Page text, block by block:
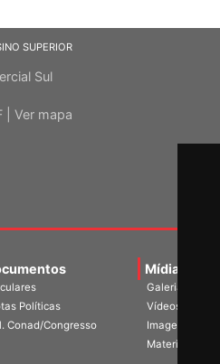
SUPERIOR
Sul
| Ver mapa
Políticas
Conad/Congresso
Mídias
Galerias
Vídeos
Imagens
Materiais